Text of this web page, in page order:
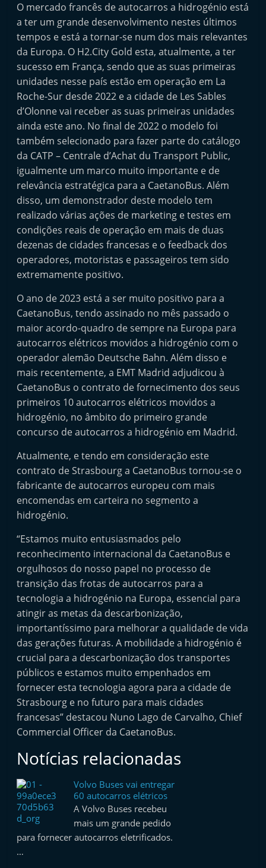
o
m
ó
v
e
l
e
m
P
o
r
t
u
g
a
l
O mercado francês de autocarros a hidrogénio está
a ter um grande desenvolvimento nestes últimos
tempos e está a tornar-se num dos mais relevantes
da Europa. O H2.City Gold esta, atualmente, a ter
sucesso em França, sendo que as suas primeiras
unidades nesse país estão em operação em La
Roche-Sur desde 2022 e a cidade de Les Sables
d’Olonne vai receber as suas primeiras unidades
ainda este ano. No final de 2022 o modelo foi
também selecionado para fazer parte do catálogo
da CATP – Centrale d’Achat du Transport Public,
igualmente um marco muito importante e de
relevância estratégica para a CaetanoBus. Além
disso, um demonstrador deste modelo tem
realizado várias ações de marketing e testes em
condições reais de operação em mais de duas
dezenas de cidades francesas e o feedback dos
operadores, motoristas e passageiros tem sido
extremamente positivo.
O ano de 2023 está a ser muito positivo para a
CaetanoBus, tendo assinado no mês passado o
maior acordo-quadro de sempre na Europa para
autocarros elétricos movidos a hidrogénio com o
operador alemão Deutsche Bahn. Além disso e
mais recentemente, a EMT Madrid adjudicou à
CaetanoBus o contrato de fornecimento dos seus
primeiros 10 autocarros elétricos movidos a
hidrogénio, no âmbito do primeiro grande
concurso de autocarros a hidrogénio em Madrid.
Atualmente, e tendo em consideração este
contrato de Strasbourg a CaetanoBus tornou-se o
fabricante de autocarros europeu com mais
encomendas em carteira no segmento a
hidrogénio.
“Estamos muito entusiasmados pelo
reconhecimento internacional da CaetanoBus e
orgulhosos do nosso papel no processo de
transição das frotas de autocarros para a
tecnologia a hidrogénio na Europa, essencial para
atingir as metas da descarbonização,
importantíssimo para melhorar a qualidade de vida
das gerações futuras. A mobilidade a hidrogénio é
crucial para a descarbonização dos transportes
públicos e estamos muito empenhados em
fornecer esta tecnologia agora para a cidade de
Strasbourg e no futuro para mais cidades
francesas” destacou Nuno Lago de Carvalho, Chief
Commercial Officer da CaetanoBus.
Notícias relacionadas
Volvo Buses vai entregar
60 autocarros elétricos
A Volvo Buses recebeu
mais um grande pedido
para fornecer autocarros eletrificados.
…